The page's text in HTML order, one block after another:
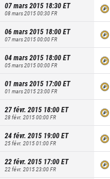
07 mars 2015 18:30ET
08 mars 2015 00:30FR
06 mars 2015 18:00ET
07 mars 2015 00:00FR
04 mars 2015 18:00ET
05 mars 2015 00:00FR
01 mars 2015 17:00ET
01 mars 2015 23:00FR
27 févr. 2015 18:00ET
28 févr. 2015 00:00FR
24 févr. 2015 19:00ET
25 févr. 2015 01:00FR
22 févr. 2015 17:00ET
22 févr. 2015 23:00FR